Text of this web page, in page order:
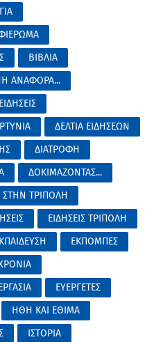
ΒΙΒΛΙΑ
ΑΝΑΦΟΡΑ...
ΔΕΛΤΙΑ ΕΙΔΗΣΕΩΝ
ΔΙΑΤΡΟΦΗ
ΔΟΚΙΜΑΖΟΝΤΑΣ...
ΤΡΙΠΟΛΗ
ΕΙΔΗΣΕΙΣ ΤΡΙΠΟΛΗ
ΕΚΠΟΜΠΕΣ
ΕΥΕΡΓΕΤΕΣ
ΗΘΗ ΚΑΙ ΕΘΙΜΑ
ΙΣΤΟΡΙΑ